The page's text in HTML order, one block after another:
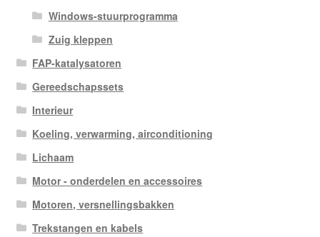
Windows-stuurprogramma
Zuig kleppen
FAP-katalysatoren
Gereedschapssets
Interieur
Koeling, verwarming, airconditioning
Lichaam
Motor - onderdelen en accessoires
Motoren, versnellingsbakken
Trekstangen en kabels